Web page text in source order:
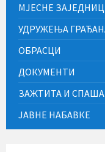
МЈЕСНЕ
УДРУЖЕЊА
ОБРАСЦИ
ДОКУМЕНТИ
ЗАЖТИТА И
ЈАВНЕ НАБАВКЕ